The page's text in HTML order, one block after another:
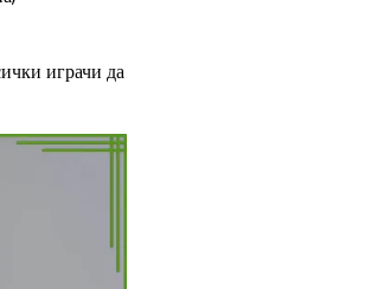
играчи да